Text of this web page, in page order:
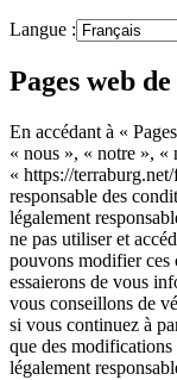
Langue :
Pages web
En accédant à «
« nous », « notre », «
« https://
responsable des
légalement
ne pas utiliser et
pouvons modifier ces
essaierons de vous
vous conseillons de
si vous continuez à
que des modifications
légalement